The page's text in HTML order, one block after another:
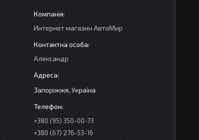
Интернет магазин АвтоМир
Александр
Запоріжжя, Україна
+380 (95) 350-00-73
+380 (67) 276-53-16